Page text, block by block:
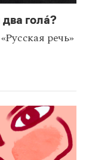
гола́?
речь»